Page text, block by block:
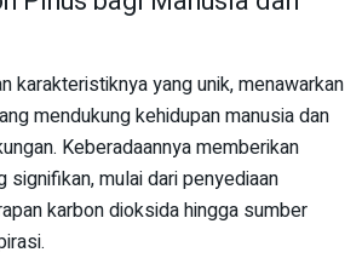
karakteristiknya yang unik, menawarkan
mendukung kehidupan manusia dan
Keberadaannya memberikan
mulai dari penyediaan
karbon dioksida hingga sumber